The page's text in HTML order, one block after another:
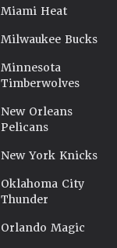
Miami Heat
Milwaukee Bucks
Minnesota
Timberwolves
New Orleans
Pelicans
New York Knicks
Oklahoma City
Thunder
Orlando Magic